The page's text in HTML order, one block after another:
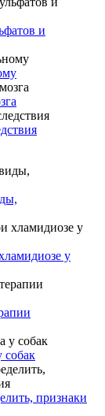
и
у
собак
признаки